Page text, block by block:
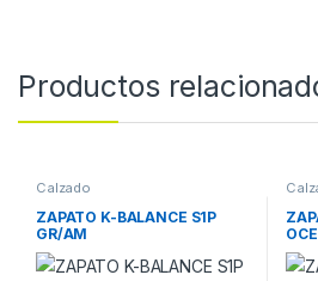
Productos
Calzado
ZAPATO K-BALANCE S1P
GR/AM